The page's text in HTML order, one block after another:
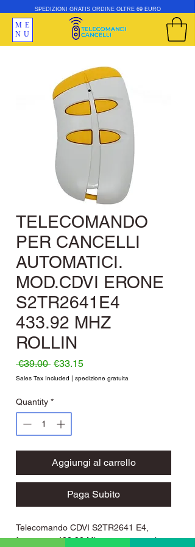
ME
NU
SPEDIZIONI GRATIS ORDINE OLTRE 69 EURO
TELECOMANDO
PER CANCELLI
AUTOMATICI.
MOD.CDVI ERONE
S2TR2641E4
433.92 MHZ
ROLLIN
€39.00 Regular Price
€33.15Sale Price
Sales Tax Included spedizione gratuita
Quantity *
Aggiungi al carrello
Paga Subito
Telecomando CDVI S2TR2641 E4,
frequenza 433,92 Mhz programmazione